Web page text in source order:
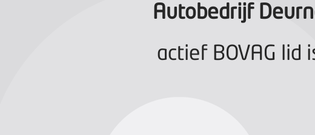
Autobedrijf
actief BOVAG lid